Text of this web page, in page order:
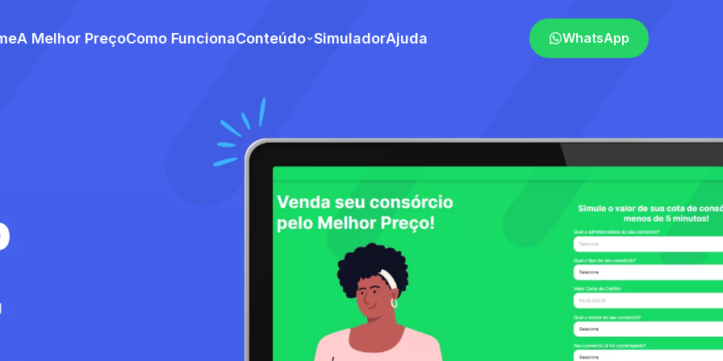
A Melhor PreçoComo FuncionaConteúdo SimuladorAjuda WhatsApp